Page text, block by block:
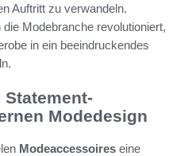
Auftritt zu verwandeln.
die Modebranche revolutioniert,
in ein beeindruckendes
Statement-
Modedesign
Modeaccessoires eine